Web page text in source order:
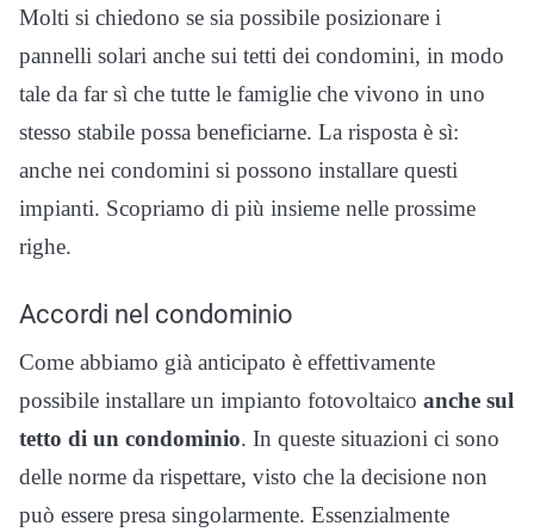
Molti si chiedono se sia possibile posizionare i
pannelli solari anche sui tetti dei condomini, in modo
tale da far sì che tutte le famiglie che vivono in uno
stesso stabile possa beneficiarne. La risposta è sì:
anche nei condomini si possono installare questi
impianti. Scopriamo di più insieme nelle prossime
righe.
Accordi nel condominio
Come abbiamo già anticipato è effettivamente
possibile installare un impianto fotovoltaico anche sul
tetto di un condominio. In queste situazioni ci sono
delle norme da rispettare, visto che la decisione non
può essere presa singolarmente. Essenzialmente